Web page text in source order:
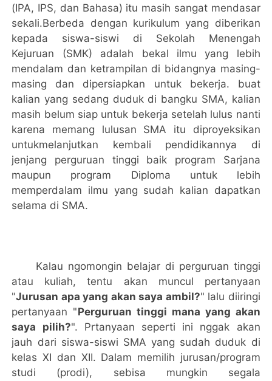
(IPA, IPS, dan Bahasa) itu masih sangat mendasar
sekali.Berbeda dengan kurikulum yang diberikan
kepada siswa-siswi di Sekolah Menengah
Kejuruan (SMK) adalah bekal ilmu yang lebih
mendalam dan ketrampilan di bidangnya masing-
masing dan dipersiapkan untuk bekerja. buat
kalian yang sedang duduk di bangku SMA, kalian
masih belum siap untuk bekerja setelah lulus nanti
karena memang lulusan SMA itu diproyeksikan
untukmelanjutkan kembali pendidikannya di
jenjang perguruan tinggi baik program Sarjana
maupun program Diploma untuk lebih
memperdalam ilmu yang sudah kalian dapatkan
selama di SMA.
Kalau ngomongin belajar di perguruan tinggi
atau kuliah, tentu akan muncul pertanyaan
"Jurusan apa yang akan saya ambil?" lalu diiringi
pertanyaan "Perguruan tinggi mana yang akan
saya pilih?". Prtanyaan seperti ini nggak akan
jauh dari siswa-siswi SMA yang sudah duduk di
kelas XI dan XII. Dalam memilih jurusan/program
studi (prodi), sebisa mungkin segala